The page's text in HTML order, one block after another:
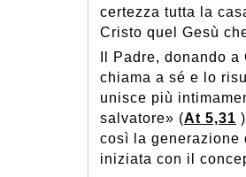
certezza tutta la
Cristo quel Gesù
Il Padre, donando
chiama a sé e lo
unisce più
salvatore» (At 5,31 )
così la
iniziata con il